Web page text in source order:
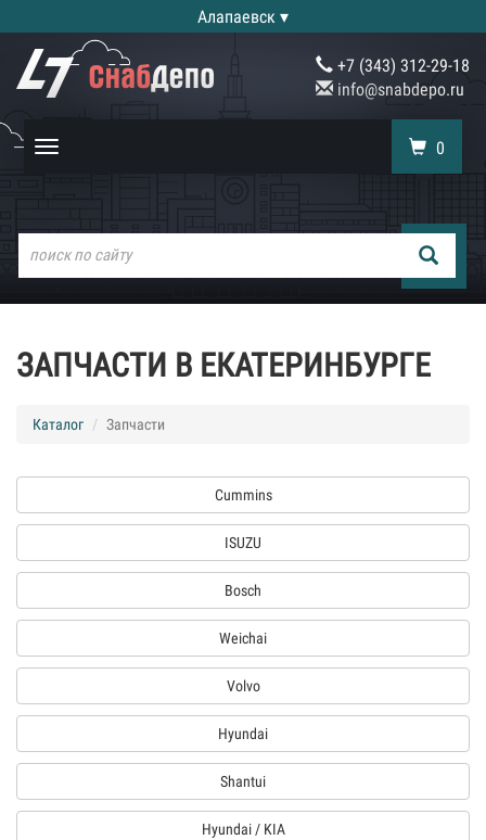
Алапаевск ▾
+7 (343) 312-29-18
info@snabdepo.ru
Toggle
0
ЗАПЧАСТИ В ЕКАТЕРИНБУРГЕ
Каталог Запчасти
Cummins
ISUZU
Bosch
Weichai
Volvo
Hyundai
Shantui
Hyundai / KIA